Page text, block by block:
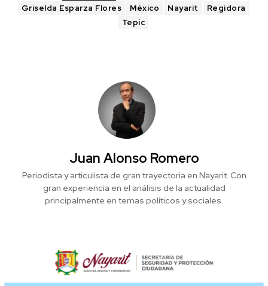
Griselda Esparza Flores
México Nayarit
Regidora
Tepic
Juan Alonso Romero
Periodista y articulista de gran trayectoria en Nayarit. Con
gran experiencia en el análisis de la actualidad
principalmente en temas políticos y sociales.